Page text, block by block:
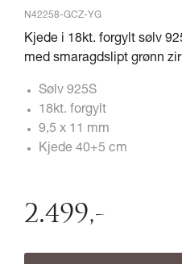
N42258-GCZ-YG
Kjede i 18kt. forgylt sølv
med smaragdslipt grønn
Sølv 925S
18kt. forgylt
9,5 x 11 mm
Kjede 40+5 cm
2.499,-